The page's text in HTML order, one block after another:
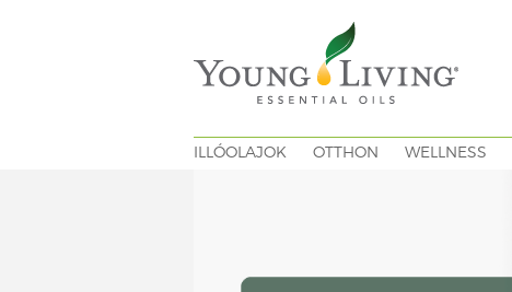
ILLÓOLAJOK OTTHON WELLNESS